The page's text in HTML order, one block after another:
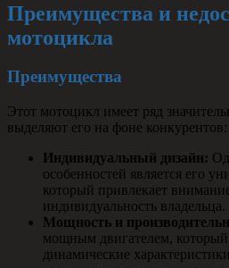
Преимущества и
мотоцикла
Преимущества
Этот мотоцикл имеет ряд
выделяют его на фоне конкурентов:
Индивидуальный дизайн:
особенностей является его
который привлекает
индивидуальность владельца.
Мощность и
мощным двигателем, который
динамические